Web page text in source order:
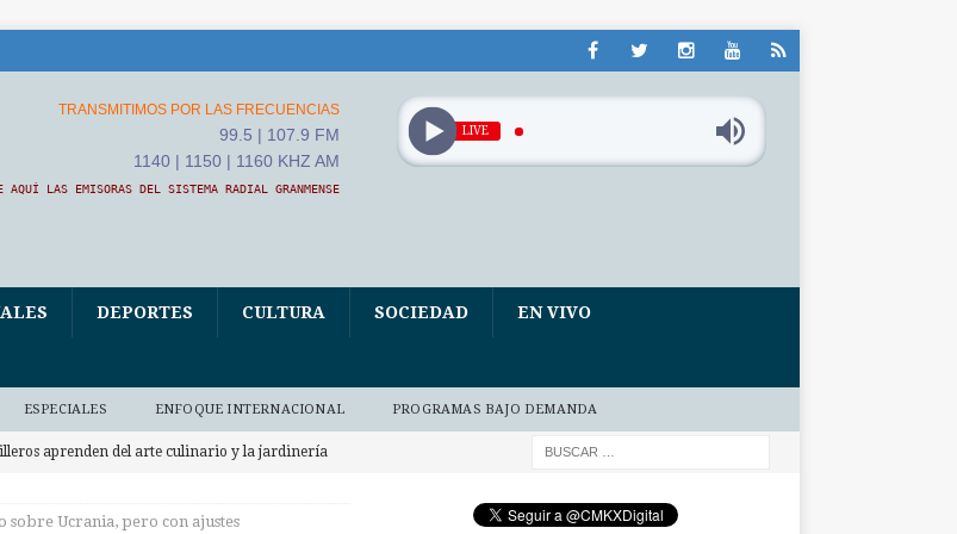
TRANSMITIMOS POR LAS FRECUENCIAS
99.5 | 107.9 FM
1140 | 1150 | 1160 KHZ AM
AQUÍ LAS EMISORAS DEL SISTEMA RADIAL GRANMENSE
LIVE
DEPORTES CULTURA SOCIEDAD EN VIVO
ESPECIALES ENFOQUE INTERNACIONAL PROGRAMAS BAJO DEMANDA
aprenden del arte culinario y la jardinería
sobre Ucrania, pero con ajustes